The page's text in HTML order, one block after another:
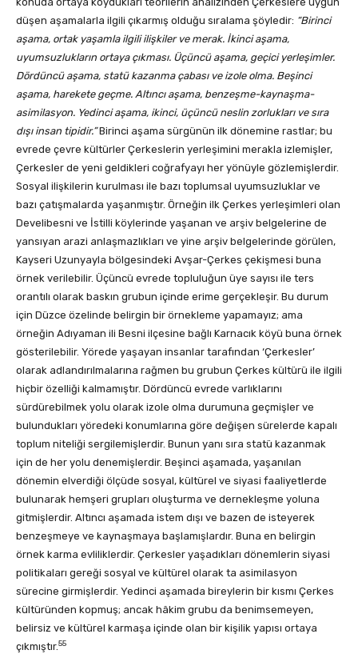
düşen aşamalarla ilgili çıkarmış olduğu sıralama şöyledir: “Birinci
aşama, ortak yaşamla ilgili ilişkiler ve merak. İkinci aşama,
uyumsuzlukların ortaya çıkması. Üçüncü aşama, geçici yerleşimler.
Dördüncü aşama, statü kazanma çabası ve izole olma. Beşinci
aşama, harekete geçme. Altıncı aşama, benzeşme-kaynaşma-
asimilasyon. Yedinci aşama, ikinci, üçüncü neslin zorlukları ve sıra
dışı insan tipidir.”Birinci aşama sürgünün ilk dönemine rastlar; bu
evrede çevre kültürler Çerkeslerin yerleşimini merakla izlemişler,
Çerkesler de yeni geldikleri coğrafyayı her yönüyle gözlemişlerdir.
Sosyal ilişkilerin kurulması ile bazı toplumsal uyumsuzluklar ve
bazı çatışmalarda yaşanmıştır. Örneğin ilk Çerkes yerleşimleri olan
Develibesni ve İstilli köylerinde yaşanan ve arşiv belgelerine de
yansıyan arazi anlaşmazlıkları ve yine arşiv belgelerinde görülen,
Kayseri Uzunyayla bölgesindeki Avşar-Çerkes çekişmesi buna
örnek verilebilir. Üçüncü evrede topluluğun üye sayısı ile ters
orantılı olarak baskın grubun içinde erime gerçekleşir. Bu durum
için Düzce özelinde belirgin bir örnekleme yapamayız; ama
örneğin Adıyaman ili Besni ilçesine bağlı Karnacık köyü buna örnek
gösterilebilir. Yörede yaşayan insanlar tarafından ‘Çerkesler’
olarak adlandırılmalarına rağmen bu grubun Çerkes kültürü ile ilgili
hiçbir özelliği kalmamıştır. Dördüncü evrede varlıklarını
sürdürebilmek yolu olarak izole olma durumuna geçmişler ve
bulundukları yöredeki konumlarına göre değişen sürelerde kapalı
toplum niteliği sergilemişlerdir. Bunun yanı sıra statü kazanmak
için de her yolu denemişlerdir. Beşinci aşamada, yaşanılan
dönemin elverdiği ölçüde sosyal, kültürel ve siyasi faaliyetlerde
bulunarak hemşeri grupları oluşturma ve dernekleşme yoluna
gitmişlerdir. Altıncı aşamada istem dışı ve bazen de isteyerek
benzeşmeye ve kaynaşmaya başlamışlardır. Buna en belirgin
örnek karma evliliklerdir. Çerkesler yaşadıkları dönemlerin siyasi
politikaları gereği sosyal ve kültürel olarak ta asimilasyon
sürecine girmişlerdir. Yedinci aşamada bireylerin bir kısmı Çerkes
kültüründen kopmuş; ancak hâkim grubu da benimsemeyen,
belirsiz ve kültürel karmaşa içinde olan bir kişilik yapısı ortaya
çıkmıştır.55